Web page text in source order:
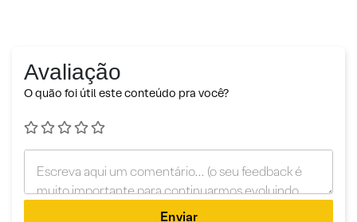
Avaliação
O quão foi útil este conteúdo pra você?
Enviar